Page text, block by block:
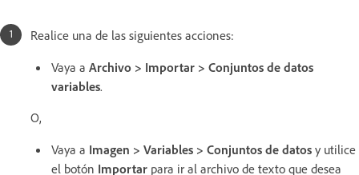
Realice una de las siguientes acciones:
Vaya a Archivo > Importar > Conjuntos de datos
variables.
O,
Vaya a Imagen > Variables > Conjuntos de datos y utilice
el botón Importar para ir al archivo de texto que desea